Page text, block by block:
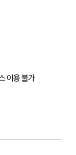
이용 불가